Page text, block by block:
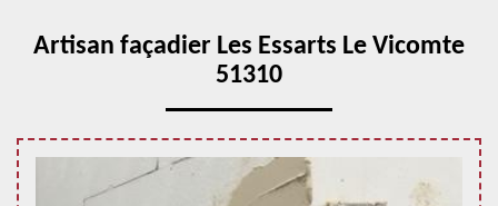
Artisan façadier Les Essarts Le Vicomte
51310